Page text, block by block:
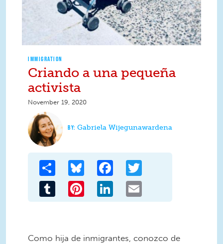
IMMIGRATION
Criando a una pequeña
activista
November 19, 2020
Gabriela Wijegunawardena
Share Bluesky Facebook
Tumblr Pinterest LinkedIn
Como hija de inmigrantes, conozco de